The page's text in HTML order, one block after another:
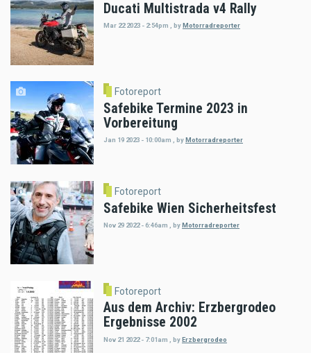
Ducati Multistrada v4 Rally
Mar 22 2023 - 2:54pm , by Motorradreporter
Fotoreport
Safebike Termine 2023 in
Vorbereitung
Jan 19 2023 - 10:00am byMotorradreporter
Fotoreport
Safebike Wien Sicherheitsfest
Nov 29 2022 - 6:46am byMotorradreporter
Fotoreport
Aus dem Archiv: Erzbergrodeo
Ergebnisse 2002
Nov 21 2022 - 7:01am byErzbergrodeo